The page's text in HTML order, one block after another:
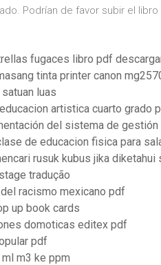
Podrían de favor subir el
fugaces libro pdf
tinta printer canon
luas
artistica cuarto grado
del sistema de
de educacion fisica para
rusuk kubus jika diketahui
tradução
racismo mexicano pdf
up book cards
domoticas editex pdf
pdf
m3 ke ppm